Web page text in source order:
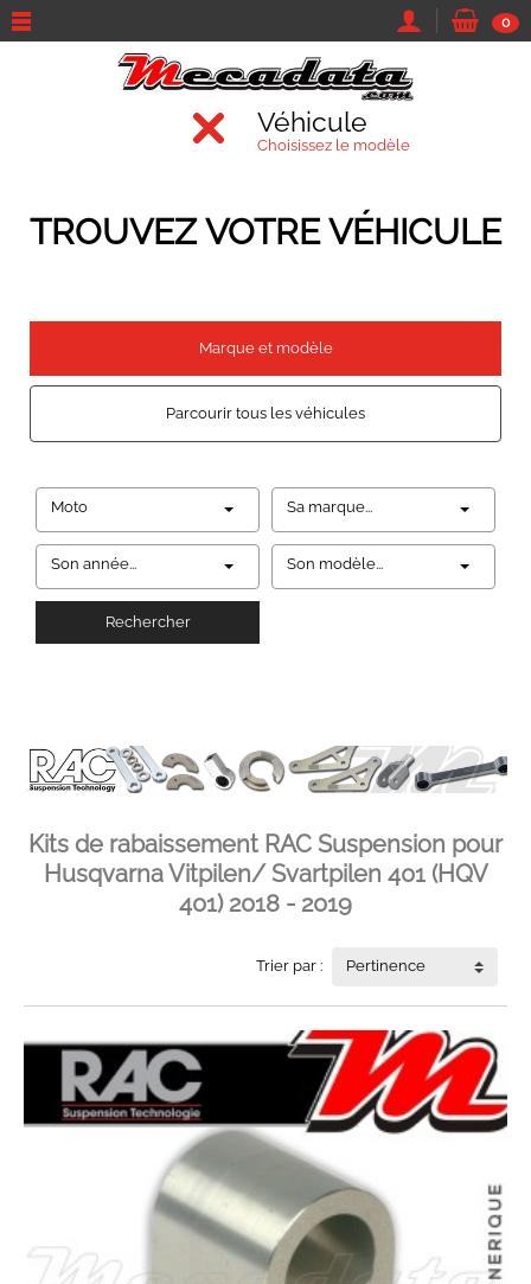
0
Véhicule
Choisissez le modèle
TROUVEZ VOTRE VÉHICULE
Marque et modèle
Parcourir tous les véhicules
Moto Sa marque...
Son année... Son modèle...
Rechercher
Kits de rabaissement RAC Suspension pour
Husqvarna Vitpilen/ Svartpilen 401 (HQV
401) 2018 - 2019
Trier par : Pertinence